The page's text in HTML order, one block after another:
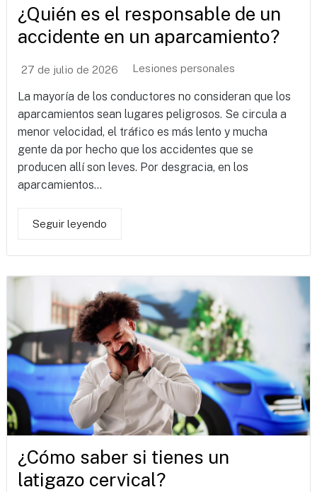
¿Quién es el responsable de un
accidente en un aparcamiento?
27 de julio de 2026 Lesiones personales
La mayoría de los conductores no consideran que los
aparcamientos sean lugares peligrosos. Se circula a
menor velocidad, el tráfico es más lento y mucha
gente da por hecho que los accidentes que se
producen allí son leves. Por desgracia, en los
aparcamientos...
Seguir leyendo
¿Cómo saber si tienes un
latigazo cervical?